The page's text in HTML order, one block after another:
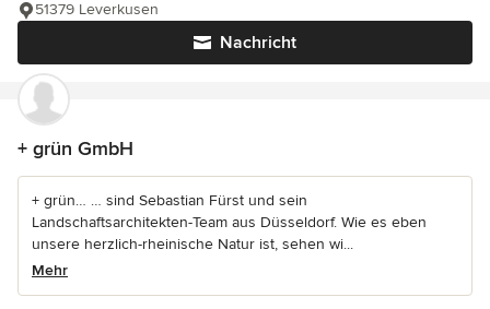
Nachricht
51379 Leverkusen
+ grün GmbH
+ grün… … sind Sebastian Fürst und sein
Landschaftsarchitekten-Team aus Düsseldorf. Wie es eben
unsere herzlich-rheinische Natur ist, sehen wi...
Mehr